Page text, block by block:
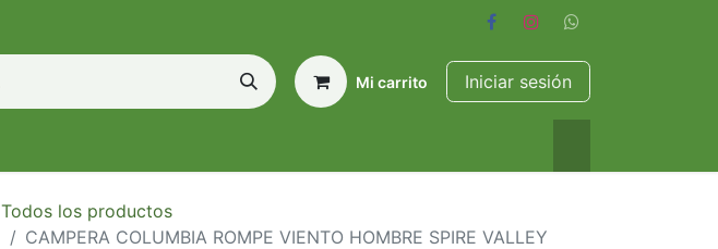
Mi carrito Iniciar sesión
Todos los productos
CAMPERA COLUMBIA ROMPE VIENTO HOMBRE SPIRE VALLEY